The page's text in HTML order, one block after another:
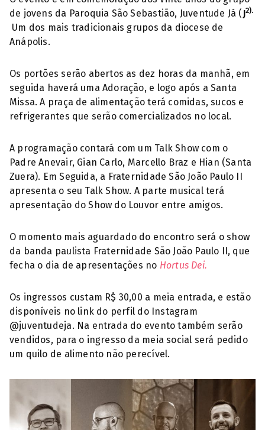
de jovens da Paroquia São Sebastião, Juventude Já ( J2).
Um dos mais tradicionais grupos da diocese de
Anápolis.
Os portões serão abertos as dez horas da manhã, em
seguida haverá uma Adoração, e logo após a Santa
Missa. A praça de alimentação terá comidas, sucos e
refrigerantes que serão comercializados no local.
A programação contará com um Talk Show com o
Padre Anevair, Gian Carlo, Marcello Braz e Hian (Santa
Zuera). Em Seguida, a Fraternidade São João Paulo II
apresenta o seu Talk Show. A parte musical terá
apresentação do Show do Louvor entre amigos.
O momento mais aguardado do encontro será o show
da banda paulista Fraternidade São João Paulo II, que
fecha o dia de apresentações no Hortus Dei.
Os ingressos custam R$ 30,00 a meia entrada, e estão
disponíveis no link do perfil do Instagram
@juventudeja. Na entrada do evento também serão
vendidos, para o ingresso da meia social será pedido
um quilo de alimento não perecível.